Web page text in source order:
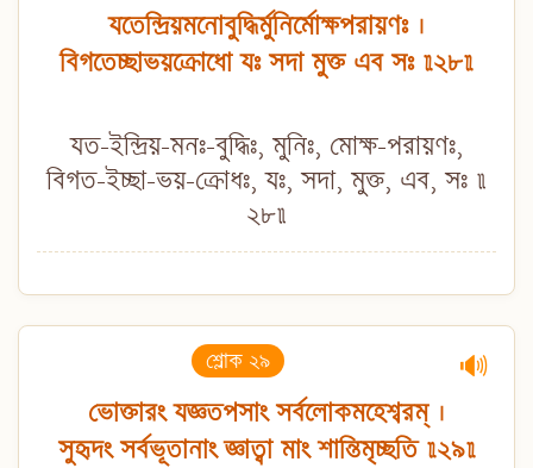
যতেন্দ্রিয়মনোবুদ্ধির্মুনির্মোক্ষপরায়ণঃ ।
বিগতেচ্ছাভয়ক্রোধো যঃ সদা মুক্ত এব সঃ ॥২৮॥
যত-ইন্দ্রিয়-মনঃ-বুদ্ধিঃ, মুনিঃ, মোক্ষ-পরায়ণঃ,
বিগত-ইচ্ছা-ভয়-ক্রোধঃ, যঃ, সদা, মুক্ত, এব, সঃ ॥
২৮॥
শ্লোক ২৯ 🔊
ভোক্তারং যজ্ঞতপসাং সর্বলোকমহেশ্বরম্ ।
সুহৃদং সর্বভূতানাং জ্ঞাত্বা মাং শান্তিমৃচ্ছতি ॥২৯॥